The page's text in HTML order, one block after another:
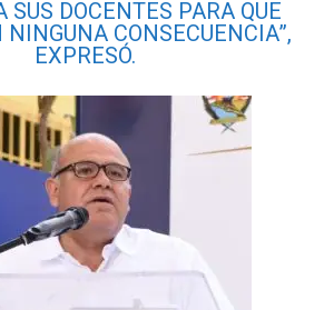
SUS DOCENTES PARA QUE
NINGUNA CONSECUENCIA”,
EXPRESÓ.